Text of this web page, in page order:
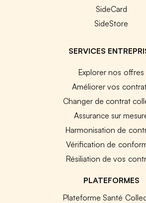
SideCard
SideStore
SERVICES
Explorer nos offres
Améliorer vos
Changer de contrat
Assurance sur
Harmonisation de
Vérification de
Résiliation de vos
PLATEFORMES
Plateforme Santé